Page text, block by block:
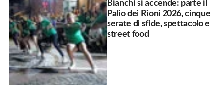
Bianchi si accende: parte il
Palio dei Rioni 2026, cinque
serate di sfide, spettacolo e
street food